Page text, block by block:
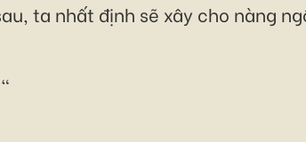
ta nhất định sẽ xây cho nàng